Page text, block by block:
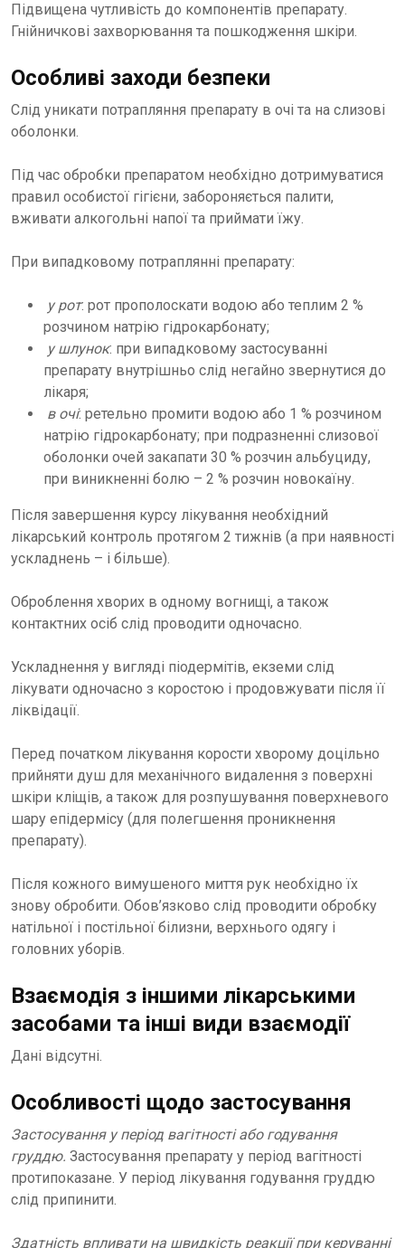
Підвищена чутливість до компонентів препарату.
Гнійничкові захворювання та пошкодження шкіри.
Особливі заходи безпеки
Слід уникати потрапляння препарату в очі та на слизові
оболонки.
Під час обробки препаратом необхідно дотримуватися
правил особистої гігієни, забороняється палити,
вживати алкогольні напої та приймати їжу.
При випадковому потраплянні препарату:
у рот: рот прополоскати водою або теплим 2 %
розчином натрію гідрокарбонату;
у шлунок: при випадковому застосуванні
препарату внутрішньо слід негайно звернутися до
лікаря;
в очі: ретельно промити водою або 1 % розчином
натрію гідрокарбонату; при подразненні слизової
оболонки очей закапати 30 % розчин альбуциду,
при виникненні болю – 2 % розчин новокаїну.
Після завершення курсу лікування необхідний
лікарський контроль протягом 2 тижнів (а при наявності
ускладнень – і більше).
Оброблення хворих в одному вогнищі, а також
контактних осіб слід проводити одночасно.
Ускладнення у вигляді піодермітів, екземи слід
лікувати одночасно з коростою і продовжувати після її
ліквідації.
Перед початком лікування корости хворому доцільно
прийняти душ для механічного видалення з поверхні
шкіри кліщів, а також для розпушування поверхневого
шару епідермісу (для полегшення проникнення
препарату).
Після кожного вимушеного миття рук необхідно їх
знову обробити. Обов’язково слід проводити обробку
натільної і постільної білизни, верхнього одягу і
головних уборів.
Взаємодія з іншими лікарськими
засобами та інші види взаємодії
Дані відсутні.
Особливості щодо застосування
Застосування у період вагітності або годування
груддю. Застосування препарату у період вагітності
протипоказане. У період лікування годування груддю
слід припинити.
Здатність впливати на швидкість реакції при керуванні